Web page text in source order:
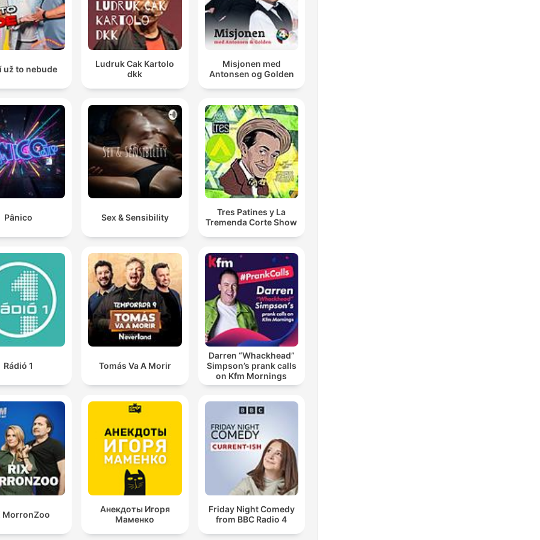
už to nebude
Ludruk Cak Kartolo
dkk
Misjonen med
Antonsen og Golden
Pânico Sex & Sensibility
Tres Patines y La
Tremenda Corte Show
Rádió 1 Tomás Va A Morir
Darren “Whackhead”
Simpson’s prank calls
on Kfm Mornings
MorronZoo
Анекдоты Игоря
Маменко
Friday Night Comedy
from BBC Radio 4